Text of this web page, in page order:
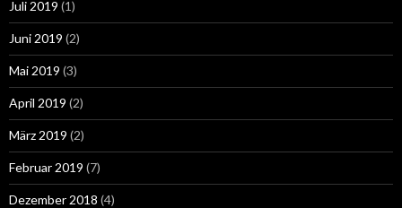
Juli 2019 (1)
Juni 2019 (2)
Mai 2019 (3)
April 2019 (2)
März 2019 (2)
Februar 2019 (7)
Dezember 2018 (4)